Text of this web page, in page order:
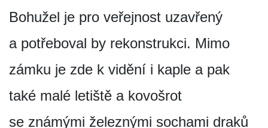
Bohužel je pro veřejnost uzavřený
a potřeboval by rekonstrukci. Mimo
zámku je zde k vidění i kaple a pak
také malé letiště a kovošrot
se známými železnými sochami draků